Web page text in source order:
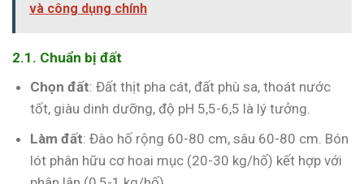
và công dụng chính
2.1. Chuẩn bị đất
Chọn đất: Đất thịt pha cát, đất phù sa, thoát nước
tốt, giàu dinh dưỡng, độ pH 5,5-6,5 là lý tưởng.
Làm đất: Đào hố rộng 60-80 cm, sâu 60-80 cm. Bón
lót phân hữu cơ hoai mục (20-30 kg/hố) kết hợp với